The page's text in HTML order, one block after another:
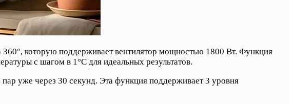
360°, которую поддерживает вентилятор мощностью 1800 Вт. Функция
с шагом в 1°C для идеальных результатов.
уже через 30 секунд. Эта функция поддерживает 3 уровня